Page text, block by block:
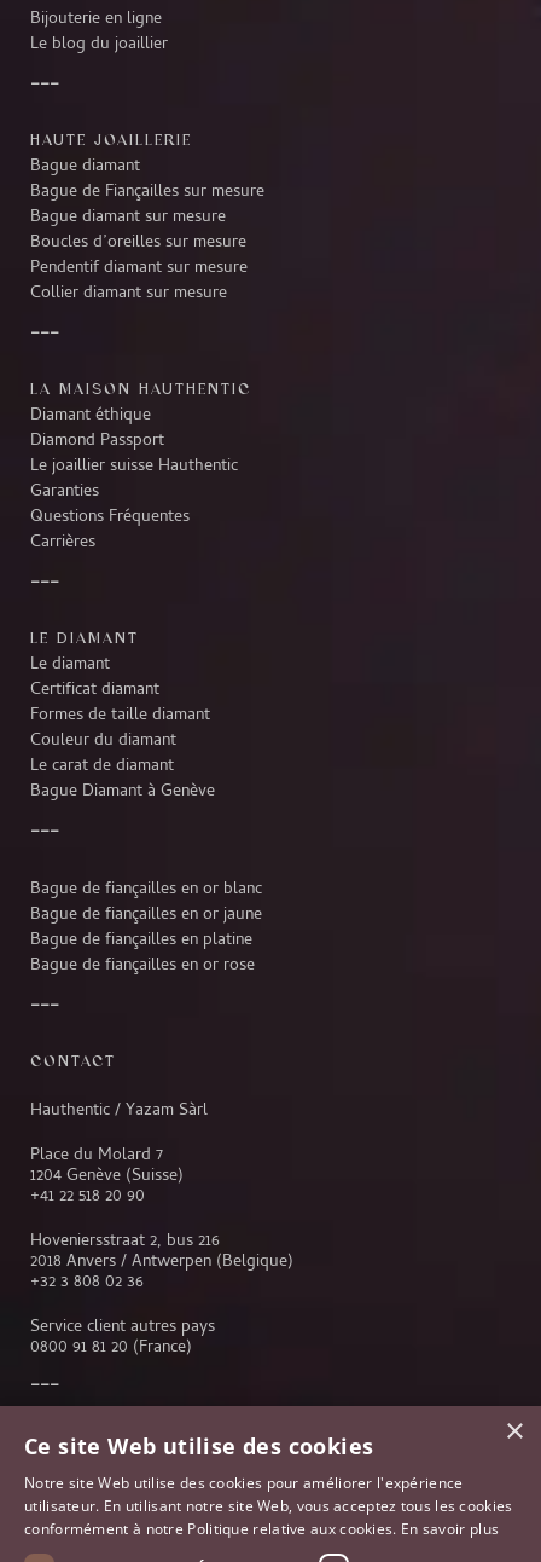
Bijouterie en ligne
Le blog du joaillier
HAUTE JOAILLERIE
Bague diamant
Bague de Fiançailles sur mesure
Bague diamant sur mesure
Boucles d’oreilles sur mesure
Pendentif diamant sur mesure
Collier diamant sur mesure
LA MAISON HAUTHENTIC
Diamant éthique
Diamond Passport
Le joaillier suisse Hauthentic
Garanties
Questions Fréquentes
Carrières
LE DIAMANT
Le diamant
Certificat diamant
Formes de taille diamant
Couleur du diamant
Le carat de diamant
Bague Diamant à Genève
Bague de fiançailles en or blanc
Bague de fiançailles en or jaune
Bague de fiançailles en platine
Bague de fiançailles en or rose
CONTACT
Hauthentic / Yazam Sàrl
Place du Molard 7
1204 Genève (Suisse)
+41 22 518 20 90
Hoveniersstraat 2, bus 216
2018 Anvers / Antwerpen (Belgique)
+32 3 808 02 36
Service client autres pays
0800 91 81 20 (France)
Service client
Lausanne
Anvers
×
Ce site Web utilise des cookies
Notre site Web utilise des cookies pour améliorer l'expérience
utilisateur. En utilisant notre site Web, vous acceptez tous les cookies
conformément à notre Politique relative aux cookies. En savoir plus